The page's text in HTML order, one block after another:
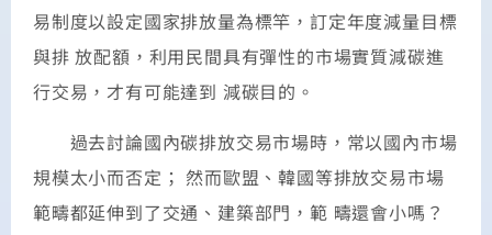
易制度以設定國家排放量為標竿，訂定年度減量目標
與排 放配額，利用民間具有彈性的市場實質減碳進
行交易，才有可能達到 減碳目的。
過去討論國內碳排放交易市場時，常以國內市場
規模太小而否定； 然而歐盟、韓國等排放交易市場
範疇都延伸到了交通、建築部門，範 疇還會小嗎？